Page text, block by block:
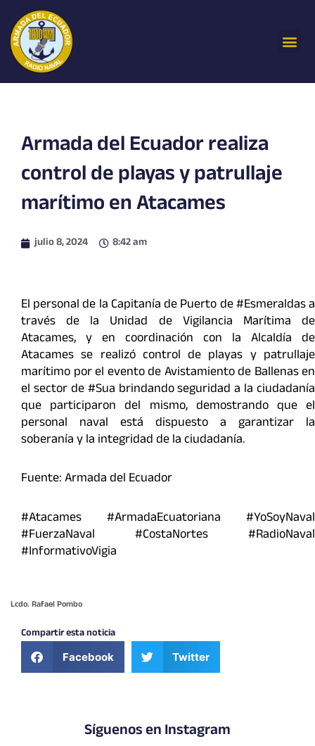
contenido
Armada del Ecuador realiza
control de playas y patrullaje
marítimo en Atacames
julio 8, 2024 8:42 am
El personal de la Capitanía de Puerto de #Esmeraldas a
través de la Unidad de Vigilancia Marítima de
Atacames, y en coordinación con la Alcaldía de
Atacames se realizó control de playas y patrullaje
marítimo por el evento de Avistamiento de Ballenas en
el sector de #Sua brindando seguridad a la ciudadanía
que participaron del mismo, demostrando que el
personal naval está dispuesto a garantizar la
soberanía y la integridad de la ciudadanía.
Fuente: Armada del Ecuador
#Atacames #ArmadaEcuatoriana #YoSoyNaval
#FuerzaNaval #CostaNortes #RadioNaval
#InformativoVigia
Lcdo. Rafael Pombo
Compartir esta noticia
Facebook Twitter
Síguenos en Instagram